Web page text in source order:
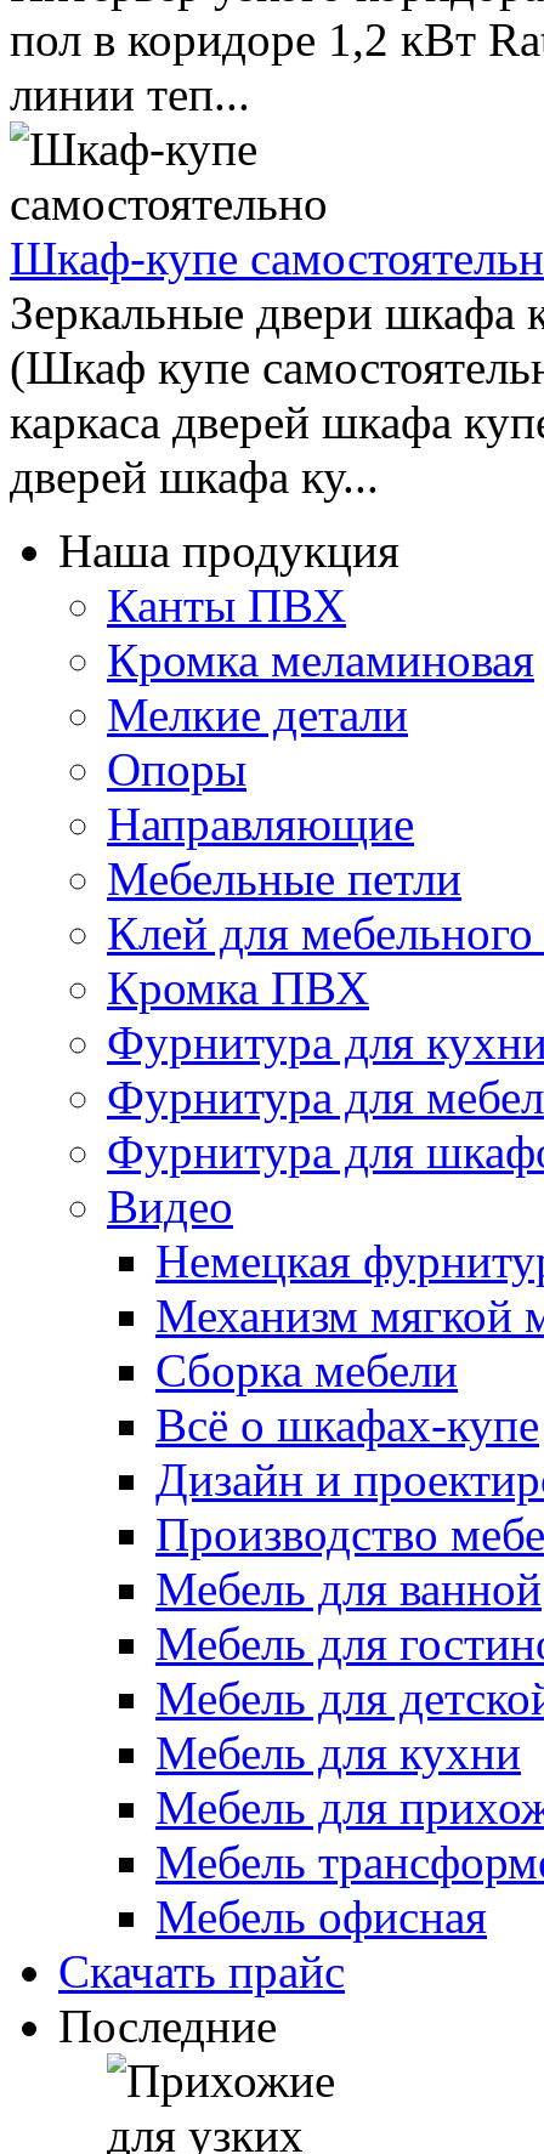
пол в коридоре 1,2 кВт
линии теп...
Шкаф-купе
Зеркальные двери
(Шкаф купе
каркаса дверей шкафа
дверей шкафа ку...
Наша продукция
Канты ПВХ
Кромка меламиновая
Мелкие детали
Опоры
Направляющие
Мебельные петли
Клей для мебельного
Кромка ПВХ
Фурнитура для
Фурнитура для
Фурнитура для
Видео
Немецкая
Механизм мягкой
Сборка мебели
Всё о шкафах-купе
Дизайн и
Производство
Мебель для ванной
Мебель для
Мебель для
Мебель для кухни
Мебель для
Мебель
Мебель офисная
Скачать прайс
Последние